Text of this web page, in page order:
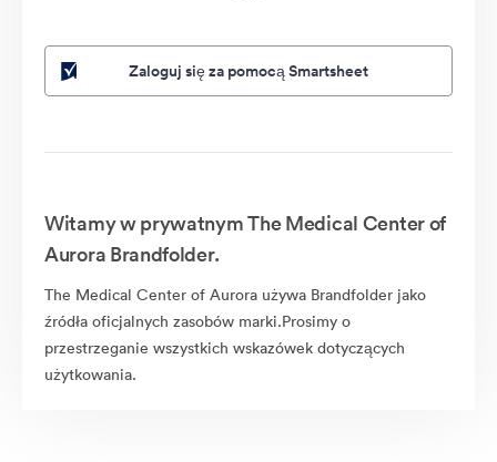
Zaloguj się za pomocą Smartsheet
Witamy w prywatnym The Medical Center of
Aurora Brandfolder.
The Medical Center of Aurora używa Brandfolder jako
źródła oficjalnych zasobów marki.Prosimy o
przestrzeganie wszystkich wskazówek dotyczących
użytkowania.